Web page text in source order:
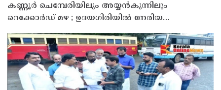
കണ്ണൂർ ചെമ്പേരിയിലും അയ്യൻകുന്നിലും
റെക്കോർഡ് മഴ ; ഉദയഗിരിയിൽ നേരിയ